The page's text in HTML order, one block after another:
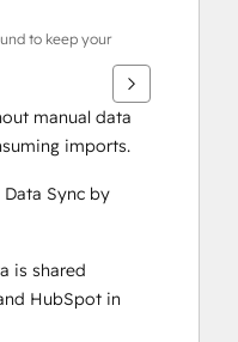
to keep your
manual data
imports.
Data Sync by
is shared
HubSpot in